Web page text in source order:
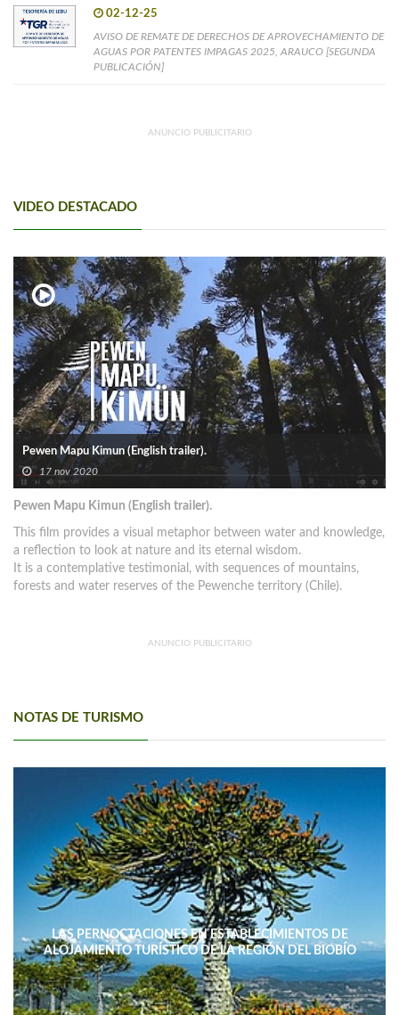
02-12-25
AVISO DE REMATE DE DERECHOS DE APROVECHAMIENTO DE
AGUAS POR PATENTES IMPAGAS 2025, ARAUCO [SEGUNDA
PUBLICACIÓN]
ANUNCIO PUBLICITARIO
VIDEO DESTACADO
Pewen Mapu Kimun (English trailer).
17 nov 2020
Pewen Mapu Kimun (English trailer).
This film provides a visual metaphor between water and knowledge,
a reflection to look at nature and its eternal wisdom.
It is a contemplative testimonial, with sequences of mountains,
forests and water reserves of the Pewenche territory (Chile).
ANUNCIO PUBLICITARIO
NOTAS DE TURISMO
LAS PERNOCTACIONES EN ESTABLECIMIENTOS DE
ALOJAMIENTO TURÍSTICO DE LA REGIÓN DEL BIOBÍO
DISMINUYERON 15,4% INTERANUAL